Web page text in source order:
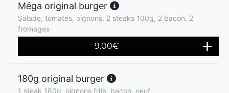
Méga original burger
Salade, tomates, oignons, 2 steaks 100g, 2 bacon, 2
fromages
9.00€
180g original burger
1 steak 180g, oignons frits, bacon, oeuf